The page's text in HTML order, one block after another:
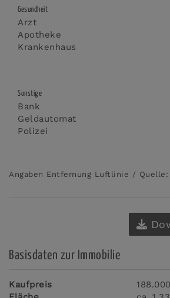
Gesundheit
Arzt
Apotheke
Krankenhaus
Sonstige
Bank
Geldautomat
Polizei
Angaben Entfernung Luftlinie / Quelle:
Basisdaten zur Immobilie
Kaufpreis